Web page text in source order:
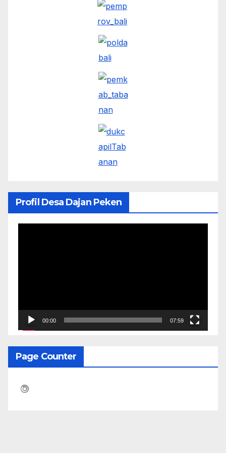
Profil Desa Dajan Peken
00:00 07:59
Page Counter